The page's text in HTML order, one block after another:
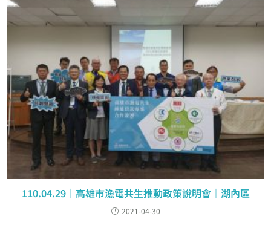
110.04.29｜高雄市漁電共生推動政策說明會｜湖內區
2021-04-30